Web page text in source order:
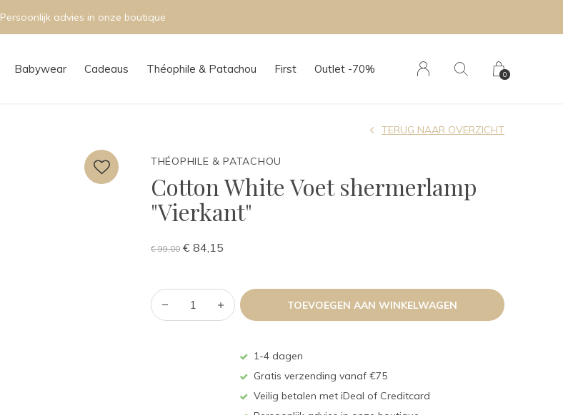
Babywear Cadeaus Théophile & Patachou First Outlet -70% 0
Persoonlijk advies in onze boutique
THÉOPHILE & PATACHOU
Cotton White Voet shermerlamp
"Vierkant"
TERUG NAAR OVERZICHT
€ 99,00 € 84,15
TOEVOEGEN AAN WINKELWAGEN
1-4 dagen
Gratis verzending vanaf €75
Veilig betalen met iDeal of Creditcard